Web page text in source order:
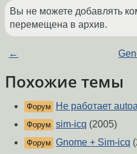
Вы не можете добавлять
перемещена в архив.
←
Похожие темы
Форум Не работает
Форум sim-icq (2005)
Форум Gnome + Sim-icq